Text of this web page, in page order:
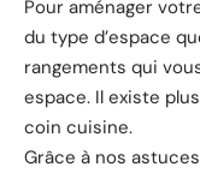
Pour aménager
du type d’espace
rangements qui
espace. Il existe
coin cuisine.
Grâce à nos